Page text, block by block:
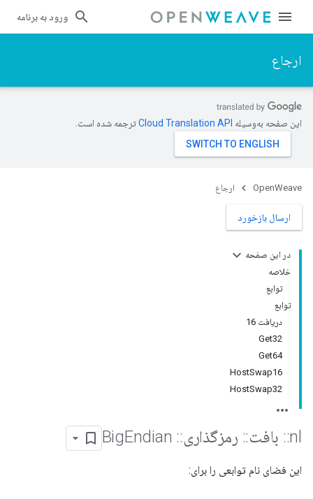
ورود به برنامه
ارجاع
این صفحه به‌وسیله ترجمه شده است.
OpenWeave ارجاع
ارسال بازخورد
در این صفحه
خلاصه
توابع
توابع
دریافت 16
Get32
Get64
HostSwap16
HostSwap32
nl
:: بافت:: رمزگذاری::
Endian
این فضای نام توابعی را برای: